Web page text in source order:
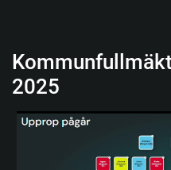
2025